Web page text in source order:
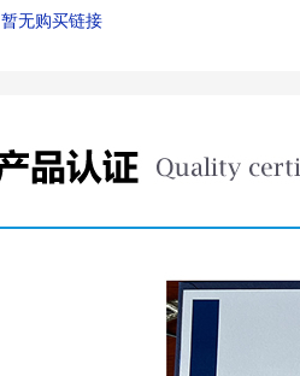
暂无购买链接